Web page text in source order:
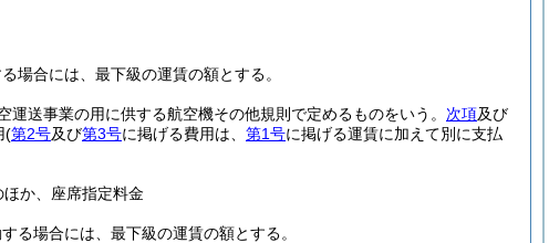
場合には、最下級の運賃の額とする。
運送事業の用に供する航空機その他規則で定めるものをいう。 次項及び
(第2号及び第3号に掲げる費用は、 第1号に掲げる運賃に加えて別に支払
か、座席指定料金
る場合には、最下級の運賃の額とする。